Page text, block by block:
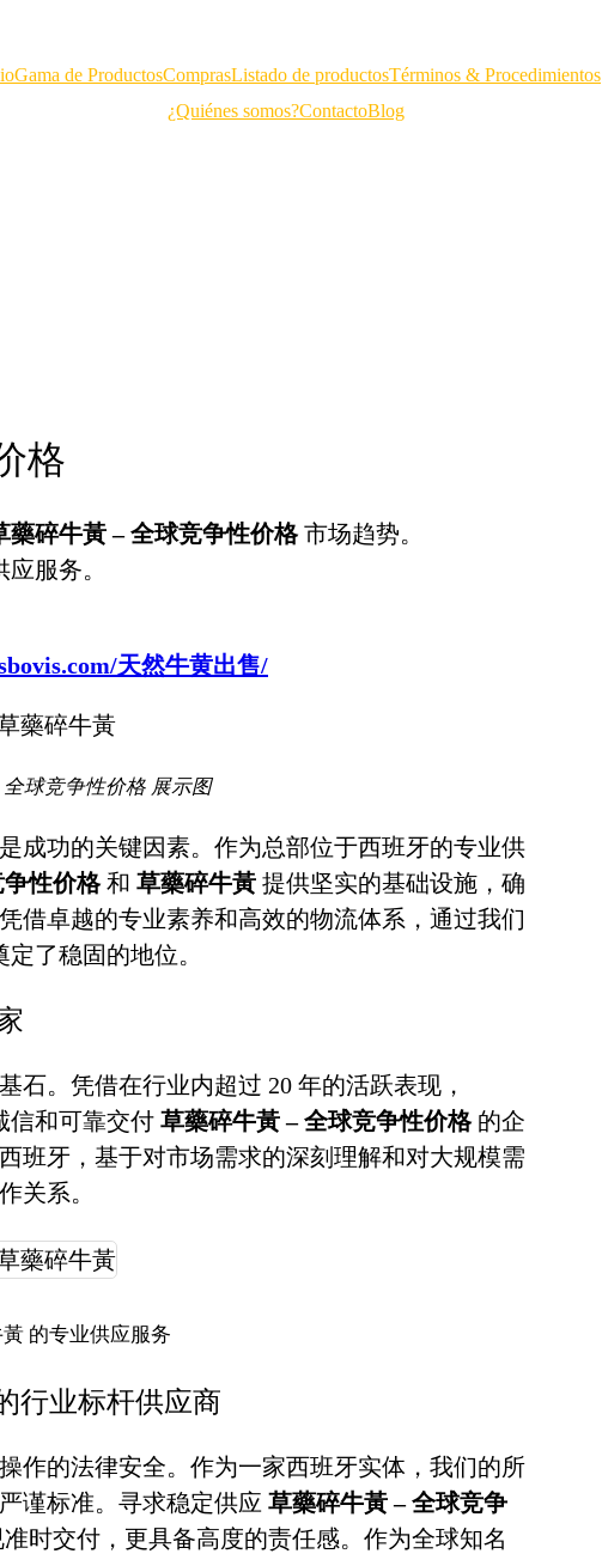
Gama de ProductosComprasListado de productosTérminos & Procedimientos
¿Quiénes somos?ContactoBlog
格
藥碎牛黃 – 全球竞争性价格市场趋势。
应服务。
天然牛黄出售/
球竞争性价格 展示图
成功的关键因素。作为总部位于西班牙的专业供
性价格和 草藥碎牛黃 提供坚实的基础设施，确
借卓越的专业素养和高效的物流体系，通过我们
了稳固的地位。
石。凭借在行业内超过 20 年的活跃表现，
信和可靠交付 草藥碎牛黃 – 全球竞争性价格的企
班牙，基于对市场需求的深刻理解和对大规模需
关系。
的专业供应服务
行业标杆供应商
作的法律安全。作为一家西班牙实体，我们的所
谨标准。寻求稳定供应 草藥碎牛黃 – 全球竞争
时交付，更具备高度的责任感。作为全球知名